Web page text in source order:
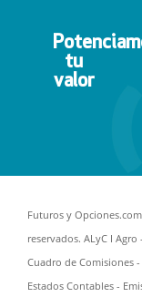
tu
valor
Futuros y
reservados. ALyC I Agro
Cuadro de Comisiones -
Estados Contables -